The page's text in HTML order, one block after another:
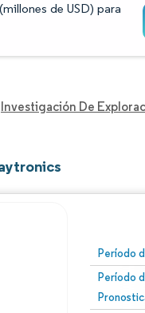
de USD) para
Investigación De
Período
Período